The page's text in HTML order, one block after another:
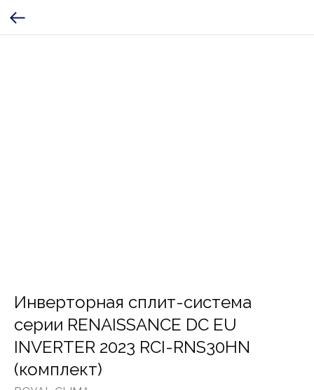
Инверторная сплит-система
серии RENAISSANCE DC EU
INVERTER 2023 RCI-RNS30HN
(комплект)